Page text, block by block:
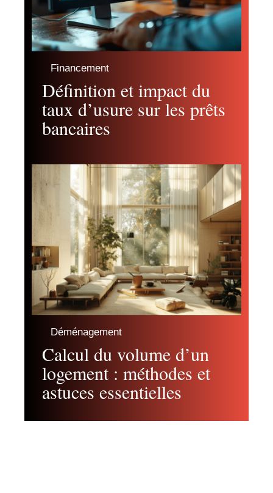
Financement
Définition et impact du
taux d’usure sur les prêts
bancaires
Déménagement
Calcul du volume d’un
logement : méthodes et
astuces essentielles